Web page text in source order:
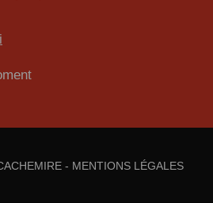
- MENTIONS LÉGALES